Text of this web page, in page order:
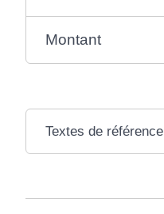
Montant
Textes de référence